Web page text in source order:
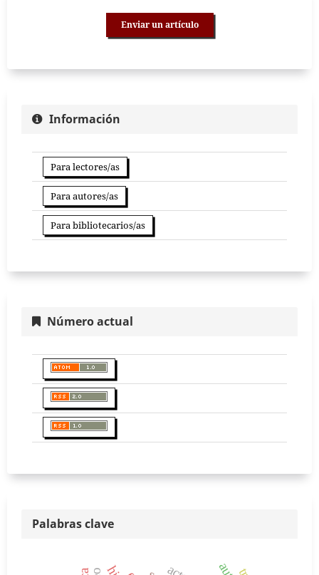
Enviar un artículo
Información
Para lectores/as
Para autores/as
Para bibliotecarios/as
Número actual
Palabras clave